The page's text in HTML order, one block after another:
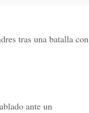
tras una batalla con
ante un